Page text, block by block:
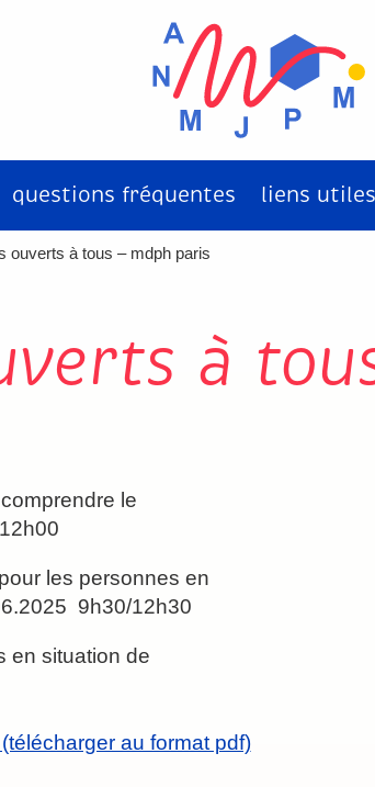
questions fréquentes liens utiles
ouverts à tous – mdph paris
à
le
les personnes en
9h30/12h30
en situation de
au format pdf)